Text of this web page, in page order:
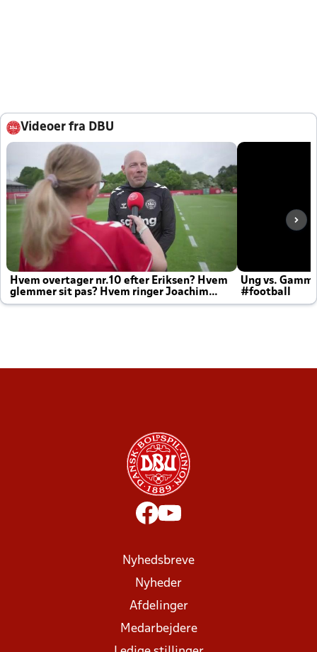
Videoer fra DBU
Hvem overtager nr.10 efter Eriksen? Hvem
glemmer sit pas? Hvem ringer Joachim
altid til efter kampe?
Ung vs.
#football
Nyhedsbreve
Nyheder
Afdelinger
Medarbejdere